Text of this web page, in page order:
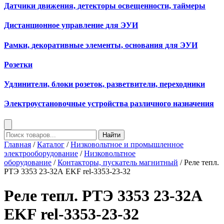
Датчики движения, детекторы освещенности, таймеры
Дистанционное управление для ЭУИ
Рамки, декоративные элементы, основания для ЭУИ
Розетки
Удлинители, блоки розеток, разветвители, переходники
Электроустановочные устройства различного назначения
Найти
Главная /Каталог /Низковольтное и промышленное
электрооборудование /Низковольтное
оборудование /Контакторы, пускатель магнитный / Реле тепл.
РТЭ 3353 23-32А EKF rel-3353-23-32
Реле тепл. РТЭ 3353 23-32А
EKF rel-3353-23-32